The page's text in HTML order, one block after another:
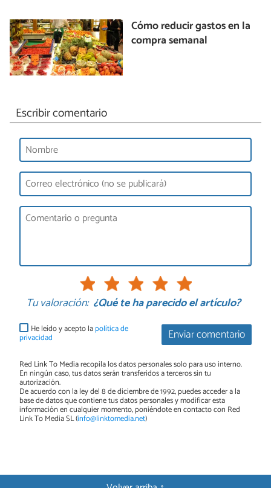
Cómo reducir gastos en la
compra semanal
Escribir comentario
Tu valoración: ¿Qué te ha parecido el artículo?
Enviar comentario
He leído y acepto lapolítica de
privacidad
Red Link To Media recopila los datos personales solo para uso interno.
En ningún caso, tus datos serán transferidos a terceros sin tu
autorización.
De acuerdo con la ley del 8 de diciembre de 1992, puedes acceder a la
base de datos que contiene tus datos personales y modificar esta
información en cualquier momento, poniéndote en contacto con Red
Link To Media SL (info@linktomedia.net)